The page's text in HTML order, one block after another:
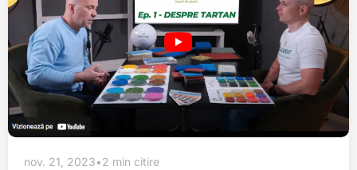
nov. 21, 2023•2 min citire